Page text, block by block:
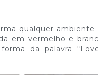
qualquer ambiente
em vermelho e
da palavra